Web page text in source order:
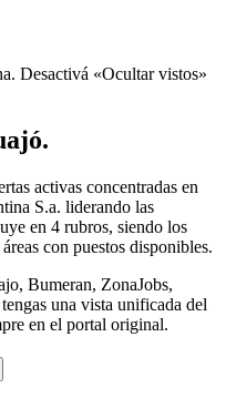
Desactivá «Ocultar vistos»
.
activas concentradas en
S.a. liderando las
en 4 rubros, siendo los
con puestos disponibles.
Bumeran, ZonaJobs,
una vista unificada del
en el portal original.